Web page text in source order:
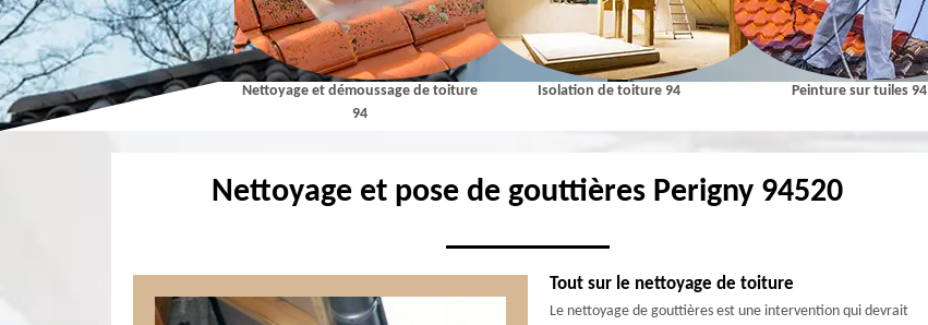
Couvreur 94
Nettoyage et démoussage de toiture
94
Isolation de toiture 94 Peinture sur tuiles 94
Nettoyage et pose de gouttières Perigny 94520
Tout sur le nettoyage de toiture
Le nettoyage de gouttières est une intervention qui devrait